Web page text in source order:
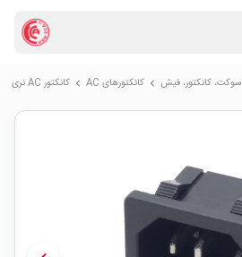
سوكت، کانکتور، فیش chevron_right کانکتورهای AC chevron_right کانکتور AC نری خاری AC-05